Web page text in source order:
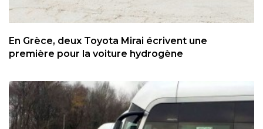
En Grèce, deux Toyota Mirai écrivent une
première pour la voiture hydrogène